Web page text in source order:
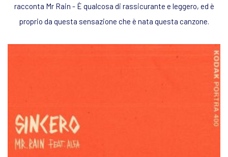
racconta Mr Rain - È qualcosa di rassicurante e leggero, ed è
proprio da questa sensazione che è nata questa canzone.